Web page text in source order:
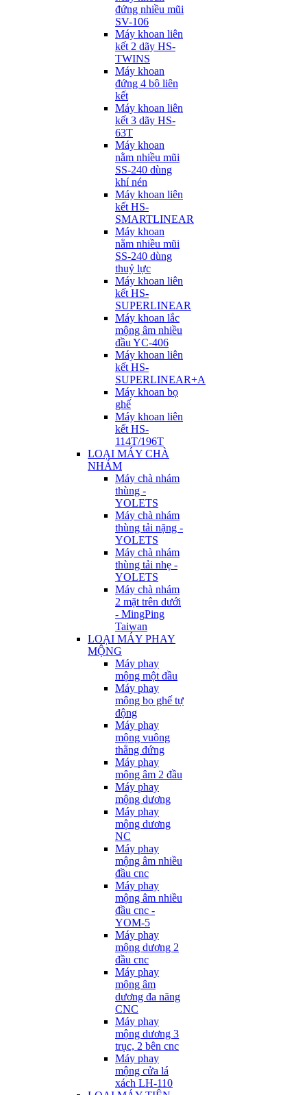
đứng nhiều mũi
SV-106
Máy khoan liên
kết 2 dãy HS-
TWINS
Máy khoan
đứng 4 bộ liên
kết
Máy khoan liên
kết 3 dãy HS-
63T
Máy khoan
nằm nhiều mũi
SS-240 dùng
khí nén
Máy khoan liên
kết HS-
SMARTLINEAR
Máy khoan
nằm nhiều mũi
SS-240 dùng
thuỷ lực
Máy khoan liên
kết HS-
SUPERLINEAR
Máy khoan lắc
mộng âm nhiều
đầu YC-406
Máy khoan liên
kết HS-
SUPERLINEAR+A
Máy khoan bọ
ghế
Máy khoan liên
kết HS-
114T/196T
LOẠI MÁY CHÀ
NHÁM
Máy chà nhám
thùng -
YOLETS
Máy chà nhám
thùng tải nặng -
YOLETS
Máy chà nhám
thùng tải nhẹ -
YOLETS
Máy chà nhám
2 mặt trên dưới
- MingPing
Taiwan
LOẠI MÁY PHAY
MỘNG
Máy phay
mộng một đầu
Máy phay
mộng bọ ghế tự
động
Máy phay
mộng vuông
thẳng đứng
Máy phay
mộng âm 2 đầu
Máy phay
mộng dương
Máy phay
mộng dương
NC
Máy phay
mộng âm nhiều
đầu cnc
Máy phay
mộng âm nhiều
đầu cnc -
YOM-5
Máy phay
mộng dương 2
đầu cnc
Máy phay
mộng âm
dương đa năng
CNC
Máy phay
mộng dương 3
trục, 2 bên cnc
Máy phay
mộng cửa lá
xách LH-110